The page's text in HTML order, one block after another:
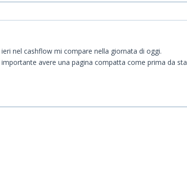
nel cashflow mi compare nella giornata di oggi.
avere una pagina compatta come prima da